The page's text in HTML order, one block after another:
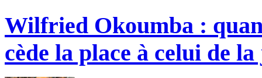
Wilfried Okoumba :
cède la place à celui de